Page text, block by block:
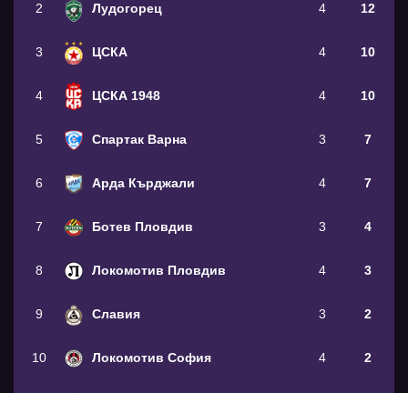
2 Лудогорец 4 12
3 ЦСКА 4 10
4 ЦСКА 1948 4 10
5 Спартак Варна 3 7
6 Арда Кърджали 4 7
7 Ботев Пловдив 3 4
8 Локомотив Пловдив 4 3
9 Славия 3 2
10 Локомотив София 4 2